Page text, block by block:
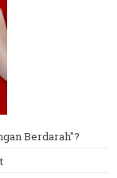
Berdarah"?